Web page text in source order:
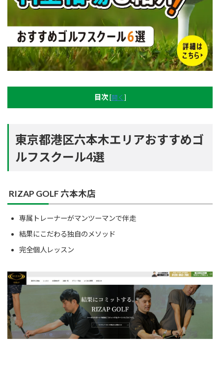
目次 [開く ]
東京都港区六本木エリアおすすめゴ
ルフスクール4選
RIZAP GOLF 六本木店
専属トレーナーがマンツーマンで伴走
結果にこだわる独自のメソッド
完全個人レッスン